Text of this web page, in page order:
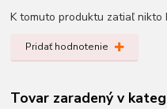
K tomuto produktu zatiaľ nikto
Pridať hodnotenie
Tovar zaradený v